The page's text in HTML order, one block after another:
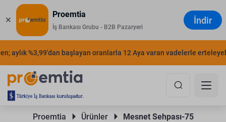
Proemtia
İş Bankası Grubu - B2B Pazaryeri
İndir
aylık %3,99'dan başlayan oranlarla 12 Aya varan vadelerle
Proemtia Ürünler Mesnet Sehpası-75